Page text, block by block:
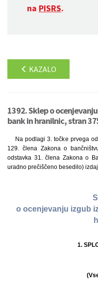
na PISRS.
KAZALO
1392. Sklep o
bank in hranilnic, stran
Na podlagi 3. točke prvega
129. člena Zakona o
odstavka 31. člena Zakona o
uradno prečiščeno besedilo)
o ocenjevanju izgub
1.